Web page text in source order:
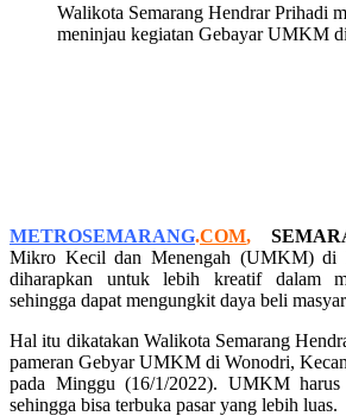
Walikota Semarang Hendrar Prihadi
meninjau kegiatan Gebayar UMKM
METROSEMARANG.COM,
Mikro Kecil dan Menengah (UMKM) di
diharapkan untuk lebih kreatif dalam
sehingga dapat mengungkit daya beli
Hal itu dikatakan Walikota Semarang
pameran Gebyar UMKM di Wonodri,
pada Minggu (16/1/2022). UMKM harus
sehingga bisa terbuka pasar yang lebih luas.